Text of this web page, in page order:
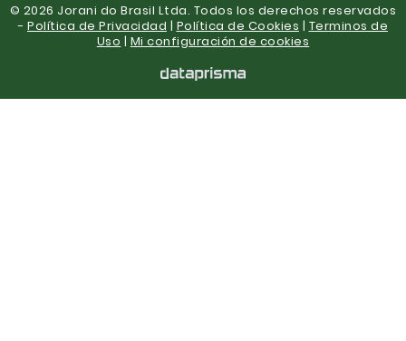
© 2026 Jorani do Brasil Ltda. Todos los derechos reservados
- Política de Privacidad | Política de Cookies | Terminos de
Uso | Mi configuración de cookies